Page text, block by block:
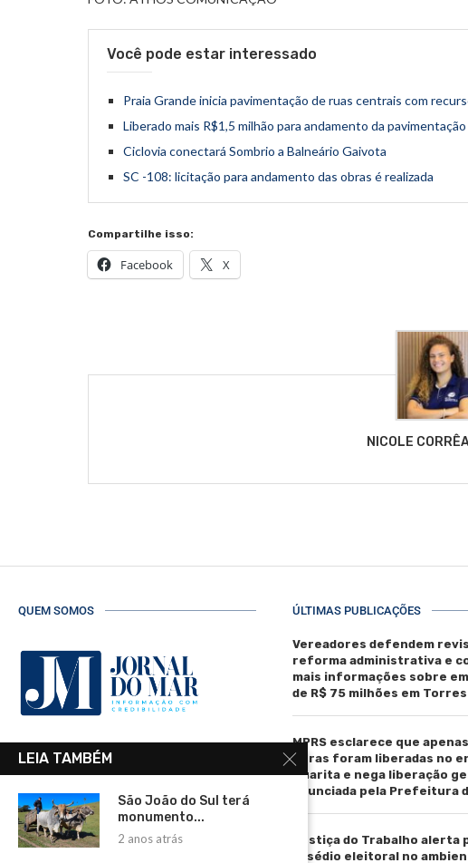
Você pode estar interessado
Praia Grande inicia pavimentação de ruas centrais com
Liberado mais R$1,5 milhão para andamento da
Ciclovia conectará Sombrio a Balneário Gaivota
SC -108: licitação para andamento das obras é realizada
Compartilhe isso:
Facebook X
NICOLE
QUEM SOMOS
R. Manoel de Matos Pereira, 40 -
Telefone: (51) 3664-4188
Email:
comercial@jornaldomar.combr
ÚLTIMAS PUBLICAÇÕES
Vereadores defendem
reforma administrativa e
mais informações sobre
de R$ 75 milhões em Torres
MPRS esclarece que
obras foram liberadas no
Guarita e nega liberação
anunciada pela Prefeitura
Justiça do Trabalho alerta
assédio eleitoral no
LEIA TAMBÉM
São João do Sul terá
monumento...
2 anos atrás